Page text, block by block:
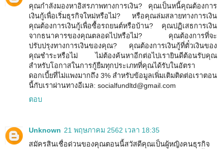
คุณกำลังมองหาอิสรภาพทางการเงิน? คุณเป็นหนี้คุณต้องการ
เงินกู้เพื่อเริ่มธุรกิจใหม่หรือไม่? หรือคุณล่มสลายทางการเงิน
คุณต้องการเงินกู้เพื่อซื้อรถยนต์หรือบ้าน? คุณปฏิเสธการเงิน
จากธนาคารของคุณตลอดไปหรือไม่? คุณต้องการที่จะ
ปรับปรุงทางการเงินของคุณ? คุณต้องการเงินกู้ที่ตั๋วเงินของ
คุณชำระหรือไม่ ไม่ต้องค้นหาอีกต่อไปเรายินดีต้อนรับคุณ
สำหรับโอกาสในการกู้ยืมทุกประเภทที่คุณได้รับในอัตรา
ดอกเบี้ยที่ไม่แพงมากถึง 3% สำหรับข้อมูลเพิ่มเติมติดต่อเราตอน
นี้กับเราผ่านทางอีเมล: socialfundltd@gmail.com
ตอบ
Unknown 21 พฤษภาคม 2562 เวลา 18:35
สมัครสินเชื่อด่วนของคุณตอนนี้สวัสดีคุณเป็นผู้หญิงคนธุรกิจ